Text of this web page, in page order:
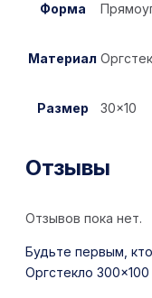
Форма
Материал
Размер 30×10
Отзывы
Отзывов пока нет.
Будьте первым,
Оргстекло